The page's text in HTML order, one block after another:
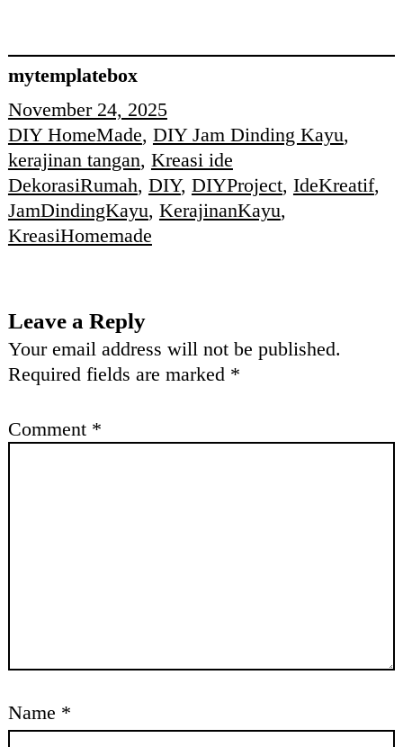
mytemplatebox
November 24, 2025
DIY HomeMade, DIY Jam Dinding Kayu
kerajinan tangan, Kreasi ide
DekorasiRumah, DIY, DIYProject, IdeKreatif
JamDindingKayu, KerajinanKayu
KreasiHomemade
Leave a Reply
Your email address will not be published.
Required fields are marked *
Comment *
Name *